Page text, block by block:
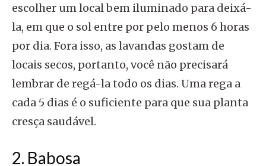
escolher um local bem iluminado para deixá-
la, em que o sol entre por pelo menos 6 horas
por dia. Fora isso, as lavandas gostam de
locais secos, portanto, você não precisará
lembrar de regá-la todo os dias. Uma rega a
cada 5 dias é o suficiente para que sua planta
cresça saudável.
2. Babosa